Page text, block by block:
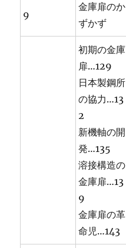
9
金庫扉のか
ずかず
初期の金庫
扉…129
日本製鋼所
の協力…13
2
新機軸の開
発…135
溶接構造の
金庫扉…13
9
金庫扉の革
命児…143